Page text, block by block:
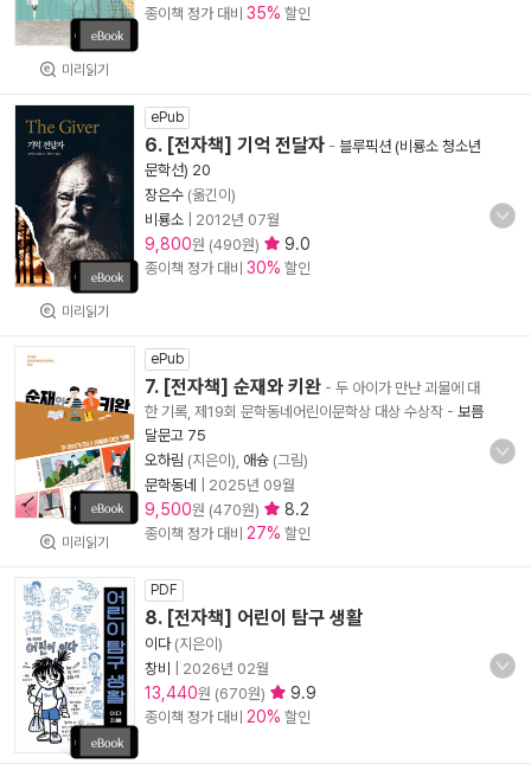
미리읽기
종이책 정가 대비 35% 할인
미리읽기
ePub
6. [전자책] 기억 전달자 - 블루픽션 (비룡소 청소년
문학선) 20
장은수 (옮긴이)
비룡소
2012년 07월
9,800원 (490원) 9.0
종이책 정가 대비 30% 할인
미리읽기
ePub
7. [전자책] 순재와 키완 - 두 아이가 만난 괴물에 대
한 기록, 제19회 문학동네어린이문학상 대상 수상작 - 보름
달문고 75
오하림 (지은이), 애슝 (그림)
문학동네
2025년 09월
9,500원 (470원) 8.2
종이책 정가 대비 27% 할인
PDF
8. [전자책] 어린이 탐구 생활
이다(지은이)
창비
2026년 02월
13,440원 (670원) 9.9
종이책 정가 대비 20% 할인